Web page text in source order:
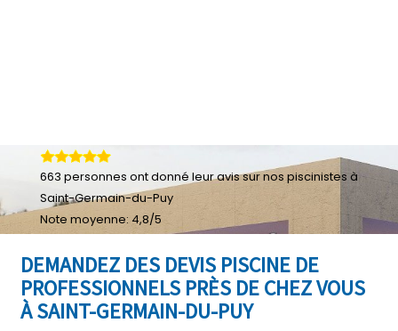
DEMANDEZ DES DEVIS PISCINE DE
PROFESSIONNELS PRÈS DE CHEZ VOUS
À SAINT-GERMAIN-DU-PUY
663 personnes ont donné leuravis sur nos piscinistes à
Saint-Germain-du-Puy
Note moyenne: 4,8/5